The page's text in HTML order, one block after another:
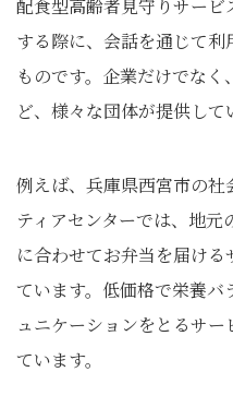
配食型高齢者見守りサー
する際に、会話を通じて
ものです。企業だけでな
ど、様々な団体が提供して
例えば、兵庫県西宮市の
ティアセンターでは、地
に合わせてお弁当を届け
ています。低価格で栄養バ
ュニケーションをとるサ
ています。